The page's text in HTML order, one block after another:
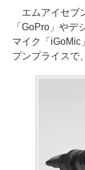
エムアイセブ
「GoPro」や
マイク「iGoMic
プンプライスで